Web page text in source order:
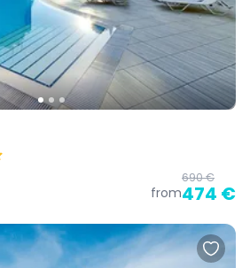
from
690 €
474 €